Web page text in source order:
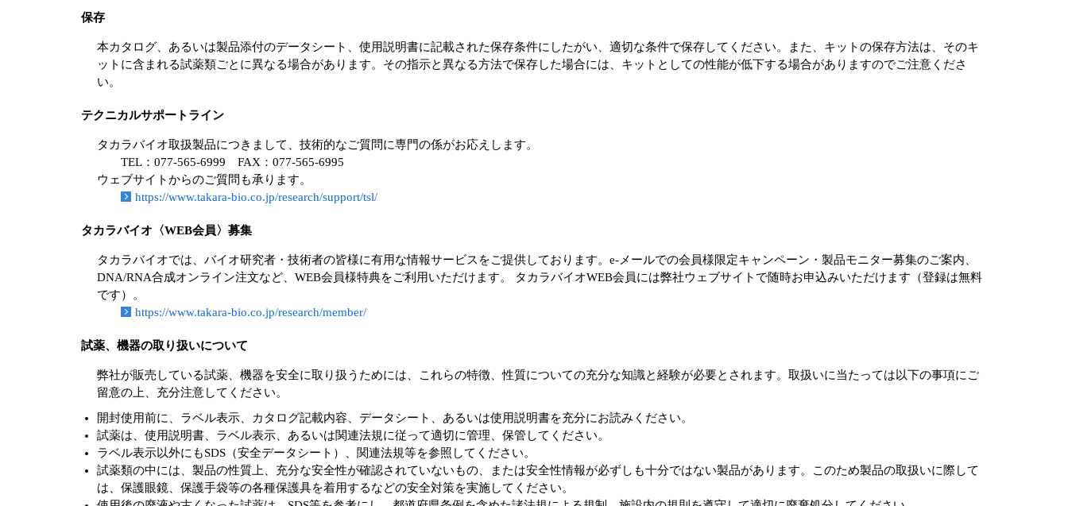
保存
本カタログ、あるいは製品添付のデータシート、使用説明書に記載された保存条件にしたがい、適切な条件で保存してください。また、キットの保存方法は、そのキ
ットに含まれる試薬類ごとに異なる場合があります。その指示と異なる方法で保存した場合には、キットとしての性能が低下する場合がありますのでご注意くださ
い。
テクニカルサポートライン
タカラバイオ取扱製品につきまして、技術的なご質問に専門の係がお応えします。
TEL：077-565-6999 FAX：077-565-6995
ウェブサイトからのご質問も承ります。
https://www.takara-bio.co.jp/research/support/tsl/
タカラバイオ〈WEB会員〉募集
タカラバイオでは、バイオ研究者・技術者の皆様に有用な情報サービスをご提供しております。e-メールでの会員様限定キャンペーン・製品モニター募集のご案内、
DNA/RNA合成オンライン注文など、WEB会員様特典をご利用いただけます。 タカラバイオWEB会員には弊社ウェブサイトで随時お申込みいただけます（登録は無料
です）。
https://www.takara-bio.co.jp/research/member/
試薬、機器の取り扱いについて
弊社が販売している試薬、機器を安全に取り扱うためには、これらの特徴、性質についての充分な知識と経験が必要とされます。取扱いに当たっては以下の事項にご
留意の上、充分注意してください。
開封使用前に、ラベル表示、カタログ記載内容、データシート、あるいは使用説明書を充分にお読みください。
試薬は、使用説明書、ラベル表示、あるいは関連法規に従って適切に管理、保管してください。
ラベル表示以外にもSDS（安全データシート）、関連法規等を参照してください。
試薬類の中には、製品の性質上、充分な安全性が確認されていないもの、または安全性情報が必ずしも十分ではない製品があります。このため製品の取扱いに際して
は、保護眼鏡、保護手袋等の各種保護具を着用するなどの安全対策を実施してください。